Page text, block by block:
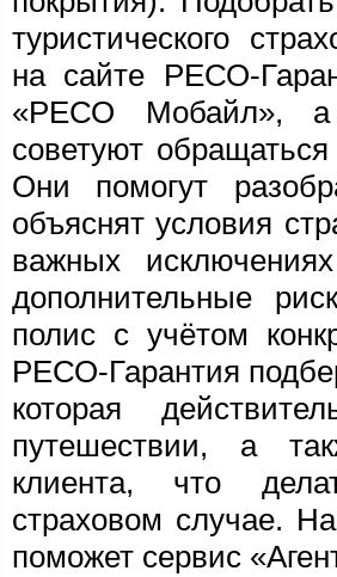
туристического
на сайте РЕСО-
«РЕСО Мобайл»,
советуют
Они помогут
объяснят условия
важных
дополнительные
полис с учётом
РЕСО-Гарантия
которая
путешествии, а
клиента, что
страховом случае.
поможет сервис